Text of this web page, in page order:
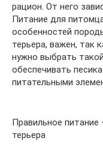
рацион. От него
Питание для
особенностей
терьера, важен, так
нужно выбрать
обеспечивать
питательными
Правильное питание
терьера